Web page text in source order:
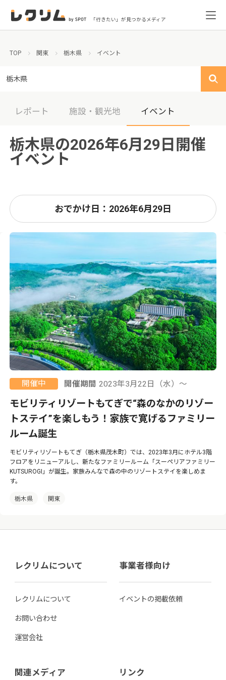
「行きたい」が見つかるメディア
TOP 関東 栃木県 イベント
栃木県
レポート 施設・観光地 イベント
栃木県の2026年6月29日開催
イベント
おでかけ日：2026年6月29日
開催中 開催期間 2023年3月22日（水）〜
モビリティリゾートもてぎで“森のなかのリゾー
トステイ”を楽しもう！家族で寛げるファミリー
ルーム誕生
モビリティリゾートもてぎ（栃木県茂木町）では、2023年3月にホテル3階
フロアをリニューアルし、新たなファミリールーム「スーペリアファミリー
KUTSUROGI」が誕生。家族みんなで森の中のリゾートステイを楽しめま
す。
栃木県 関東
レクリムについて
レクリムについて
お問い合わせ
運営会社
事業者様向け
イベントの掲載依頼
関連メディア リンク